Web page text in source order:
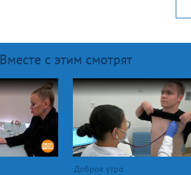
Вместе с этим смотрят
Доброе утро